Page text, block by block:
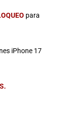
para
iPhone 17